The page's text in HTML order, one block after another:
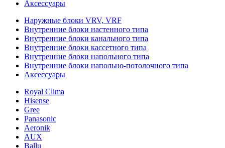
Аксессуары
Наружные блоки VRV, VRF
Внутренние блоки настенного типа
Внутренние блоки канального типа
Внутренние блоки кассетного типа
Внутренние блоки напольного типа
Внутренние блоки напольно-потолочного типа
Аксессуары
Royal Clima
Hisense
Gree
Panasonic
Aeronik
AUX
Ballu